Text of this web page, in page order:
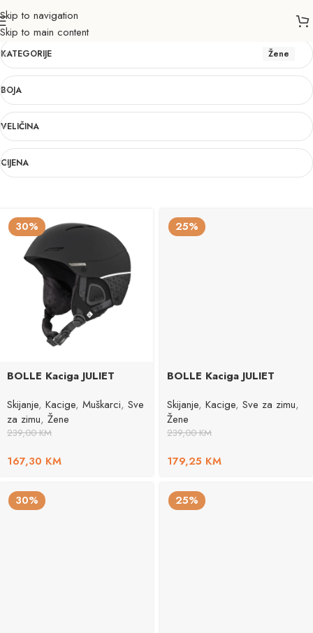
Skip to navigation
Skip to main content
Žene
KATEGORIJE Žene
BOJA
VELIČINA
CIJENA
30%
BOLLE Kaciga JULIET
Skijanje, Kacige, Muškarci, Sve
za zimu, Žene
239,00KM
167,30 KM
25%
BOLLE Kaciga JULIET
Skijanje, Kacige, Sve za zimu,
Žene
239,00KM
179,25 KM
30% 25%